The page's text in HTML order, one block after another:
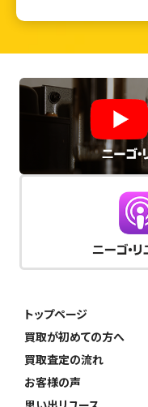
トップページ
買取が初めての方へ
買取査定の流れ
お客様の声